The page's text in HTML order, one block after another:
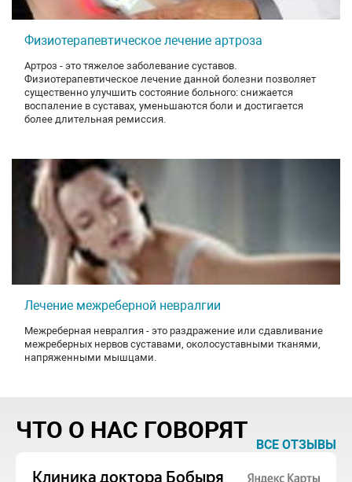
Физиотерапевтическое лечение артроза
Артроз - это тяжелое заболевание суставов.
Физиотерапевтическое лечение данной болезни позволяет
существенно улучшить состояние больного: снижается
воспаление в суставах, уменьшаются боли и достигается
более длительная ремиссия.
Лечение межреберной невралгии
Межреберная невралгия - это раздражение или сдавливание
межреберных нервов суставами, околосуставными тканями,
напряженными мышцами.
ЧТО О НАС ГОВОРЯТ
ВСЕ ОТЗЫВЫ